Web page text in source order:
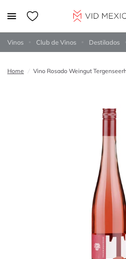
Vinos Club de Vinos Destilados
Home / Vino Rosado Weingut